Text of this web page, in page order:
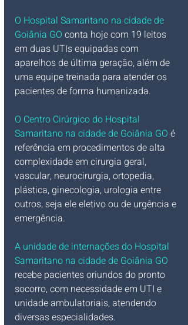
O Hospital Samaritano na cidade de
Goiânia GO conta hoje com 19 leitos
em duas UTIs equipadas com
aparelhos de última geração, além de
uma equipe treinada para atender os
pacientes de forma humanizada.
O Centro Cirúrgico do Hospital
Samaritano na cidade de Goiânia GO é
referência em procedimentos de alta
complexidade em cirurgia geral,
vascular, neurocirurgia, ortopedia,
plástica, ginecologia, urologia entre
outros, seja ele eletivo ou de urgência e
emergência.
A unidade de internações do Hospital
Samaritano na cidade de Goiânia GO
recebe pacientes oriundos do pronto
socorro, com necessidade em UTI e
unidade ambulatoriais, atendendo
diversas especialidades.